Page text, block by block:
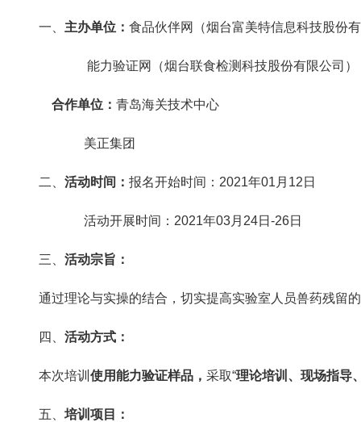
一、 主办单位： 食品伙伴网（烟台富美特信息科技股份
能力验证网（烟台联食检测科技股份有限公司）
合作单位： 青岛海关技术中心
美正集团
二、 活动时间： 报名开始时间：2021年01月12日
活动开展时间：2021年03月24日-26日
三、 活动宗旨：
通过理论与实操的结合，切实提高实验室人员兽药残留
四、 活动方式 ：
本次培训 使用能力验证样品， 采取“理论培训、现场指导
五、 培训项目：